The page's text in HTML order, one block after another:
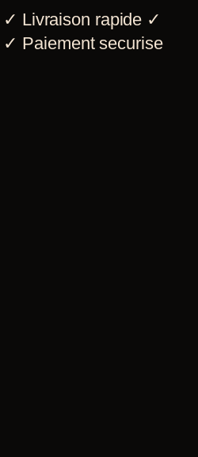
✓ Livraison rapide ✓
✓ Paiement securise